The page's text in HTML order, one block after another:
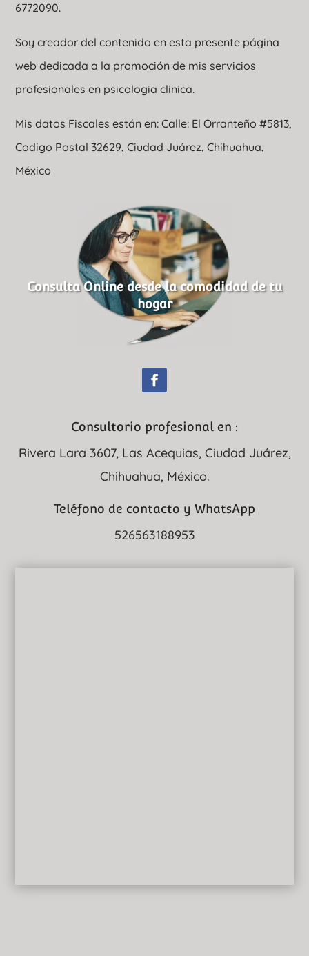
6772090.
Soy creador del contenido en esta presente página
web dedicada a la promoción de mis servicios
profesionales en psicologia clinica.
Mis datos Fiscales están en: Calle: El Orranteño #5813,
Codigo Postal 32629, Ciudad Juárez, Chihuahua,
México
Consulta Online desde la comodidad de tu
hogar
Consultorio profesional en :
Rivera Lara 3607, Las Acequias, Ciudad Juárez,
Chihuahua, México.
Teléfono de contacto y WhatsApp
526563188953